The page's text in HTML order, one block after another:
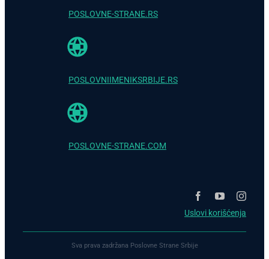
POSLOVNE-STRANE.RS
POSLOVNIIMENIKSRBIJE.RS
POSLOVNE-STRANE.COM
Uslovi korišćenja
Sva prava zadržana Poslovne Strane Srbije